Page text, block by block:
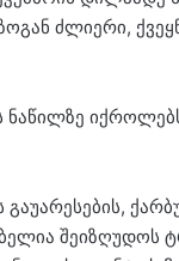
ძლი­ე­რი,
ნა­წილ­ზე
შე­ი­ზღუ­დოს